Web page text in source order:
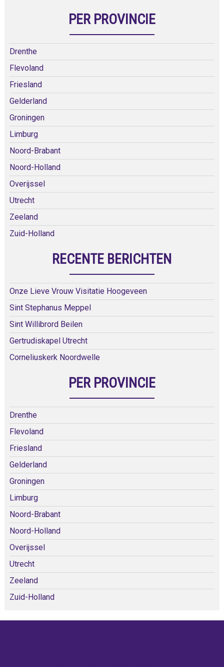
PER PROVINCIE
Drenthe
Flevoland
Friesland
Gelderland
Groningen
Limburg
Noord-Brabant
Noord-Holland
Overijssel
Utrecht
Zeeland
Zuid-Holland
RECENTE BERICHTEN
Onze Lieve Vrouw Visitatie Hoogeveen
Sint Stephanus Meppel
Sint Willibrord Beilen
Gertrudiskapel Utrecht
Corneliuskerk Noordwelle
PER PROVINCIE
Drenthe
Flevoland
Friesland
Gelderland
Groningen
Limburg
Noord-Brabant
Noord-Holland
Overijssel
Utrecht
Zeeland
Zuid-Holland